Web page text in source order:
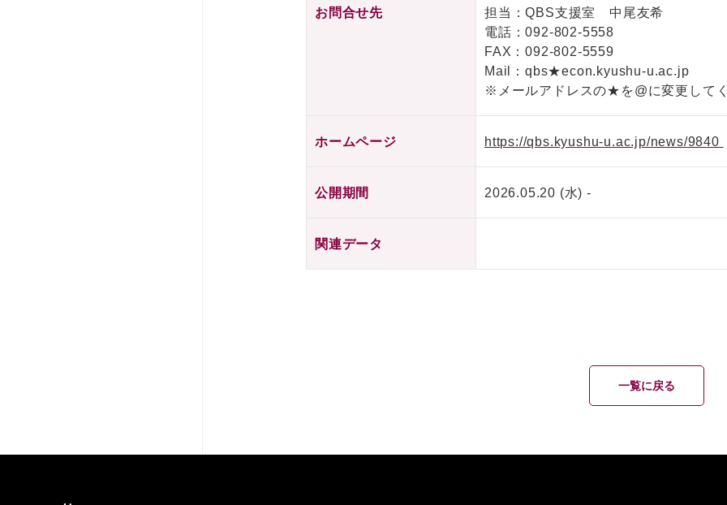
お問合せ先
担当：QBS支援室 中尾友希
電話：092-802-5558
FAX：092-802-5559
Mail：qbs★econ.kyushu-u.ac.jp
※メールアドレスの★を@に変更してく
ホームページ https://qbs.kyushu-u.ac.jp/news/9840
公開期間 2026.05.20 (水) -
関連データ
一覧に戻る